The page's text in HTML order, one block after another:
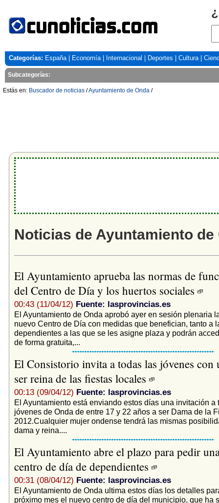
Categorías: España| Economía| Internacional Deportes Cultura|
Subcategorías:
Estás en: Buscador de noticias /Ayuntamiento de Onda /
Noticias de Ayuntamiento de
El Ayuntamiento aprueba las normas de
del Centro de Día y los huertos sociales
00:43 (11/04/12) Fuente: lasprovincias.es
El Ayuntamiento de Onda aprobó ayer en sesión plenaria
nuevo Centro de Día con medidas que benefician, tanto a
dependientes a las que se les asigne plaza y podrán
de forma gratuita,...
El Consistorio invita a todas las jóvenes con
ser reina de las fiestas locales
00:13 (09/04/12) Fuente: lasprovincias.es
El Ayuntamiento está enviando estos días una invitación a
jóvenes de Onda de entre 17 y 22 años a ser Dama de la
2012.Cualquier mujer ondense tendrá las mismas
dama y reina....
El Ayuntamiento abre el plazo para pedir
centro de día de dependientes
00:31 (08/04/12) Fuente: lasprovincias.es
El Ayuntamiento de Onda ultima estos días los detalles
próximo mes el nuevo centro de día del municipio, que ha